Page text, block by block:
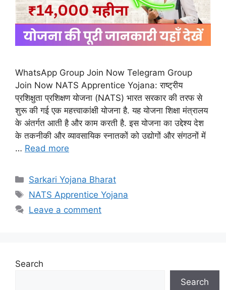
WhatsApp Group Join Now Telegram Group
Join Now NATS Apprentice Yojana: राष्ट्रीय
प्रशिक्षुता प्रशिक्षण योजना (NATS) भारत सरकार की तरफ से
शुरू की गई एक महत्त्वाकांक्षी योजना है. यह योजना शिक्षा मंत्रालय
के अंतर्गत आती है और काम करती है. इस योजना का उद्देश्य देश
के तकनीकी और व्यावसायिक स्नातकों को उद्योगों और संगठनों में
… Read more
Categories
Sarkari Yojana Bharat
Tags
NATS Apprentice Yojana
Leave a comment
Search
Search